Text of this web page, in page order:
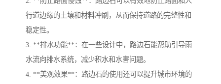
行道边缘的土壤和材料冲刷，从而保持道路的完整性和
稳定性。
3. **排水功能**：在一些设计中，路边石能帮助引导雨
水流向排水系统，减少积水和水害问题。
4. **美观效果**：路边石的使用还可以提升城市环境的